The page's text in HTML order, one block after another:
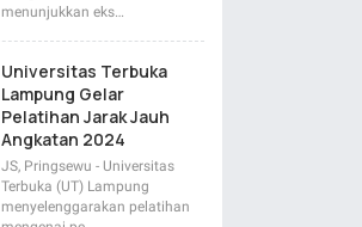
menunjukkan eks…
Universitas Terbuka
Lampung Gelar
Pelatihan Jarak Jauh
Angkatan 2024
JS, Pringsewu - Universitas
Terbuka (UT) Lampung
menyelenggarakan pelatihan